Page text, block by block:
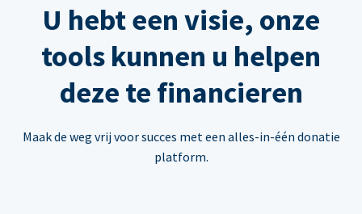
U hebt een visie, onze
tools kunnen u helpen
deze te financieren
Maak de weg vrij voor succes met een alles-in-één donatie
platform.